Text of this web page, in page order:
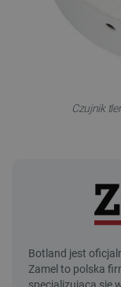
Czujnik